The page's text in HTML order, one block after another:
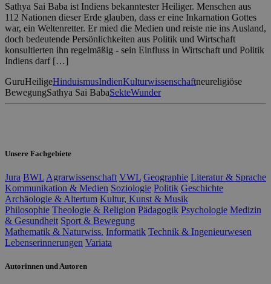
Sathya Sai Baba ist Indiens bekanntester Heiliger. Menschen aus
112 Nationen dieser Erde glauben, dass er eine Inkarnation Gottes
war, ein Weltenretter. Er mied die Medien und reiste nie ins Ausland,
doch bedeutende Persönlichkeiten aus Politik und Wirtschaft
konsultierten ihn regelmäßig - sein Einfluss in Wirtschaft und Politik
Indiens darf […]
GuruHeiligeHinduismusIndienKulturwissenschaftneureligiöse
BewegungSathya Sai BabaSekteWunder
Unsere Fachgebiete
Jura BWL Agrarwissenschaft VWL Geographie Literatur & Sprache
Kommunikation & Medien Soziologie Politik Geschichte
Archäologie & Altertum Kultur, Kunst & Musik
Philosophie Theologie & Religion Pädagogik Psychologie Medizin
& Gesundheit Sport & Bewegung
Mathematik & Naturwiss. Informatik Technik & Ingenieurwesen
Lebenserinnerungen Variata
Autorinnen und Autoren